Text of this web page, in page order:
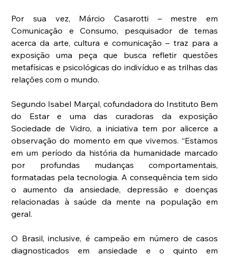
Por sua vez, Márcio Casarotti – mestre em
Comunicação e Consumo, pesquisador de temas
acerca da arte, cultura e comunicação – traz para a
exposição uma peça que busca refletir questões
metafísicas e psicológicas do indivíduo e as trilhas das
relações com o mundo.
Segundo Isabel Marçal, cofundadora do Instituto Bem
do Estar e uma das curadoras da exposição
Sociedade de Vidro, a iniciativa tem por alicerce a
observação do momento em que vivemos. “Estamos
em um período da história da humanidade marcado
por profundas mudanças comportamentais,
formatadas pela tecnologia. A consequência tem sido
o aumento da ansiedade, depressão e doenças
relacionadas à saúde da mente na população em
geral.
O Brasil, inclusive, é campeão em número de casos
diagnosticados em ansiedade e o quinto em